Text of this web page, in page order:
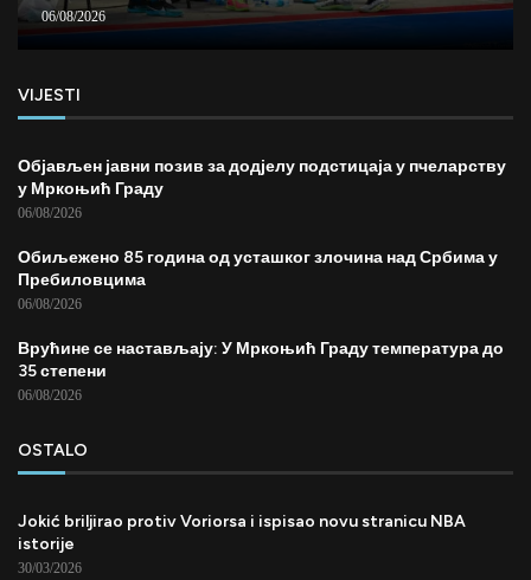
06/08/2026
VIJESTI
Објављен јавни позив за додјелу подстицаја у пчеларству
у Мркоњић Граду
06/08/2026
Обиљежено 85 година од усташког злочина над Србима у
Пребиловцима
06/08/2026
Врућине се настављају: У Мркоњић Граду температура до
35 степени
06/08/2026
OSTALO
Jokić briljirao protiv Voriorsa i ispisao novu stranicu NBA
istorije
30/03/2026